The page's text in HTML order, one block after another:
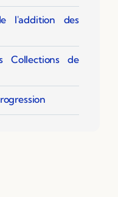
l'addition des
Collections de